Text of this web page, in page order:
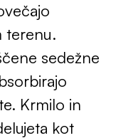
terenu.
sedežne
Krmilo in
kot